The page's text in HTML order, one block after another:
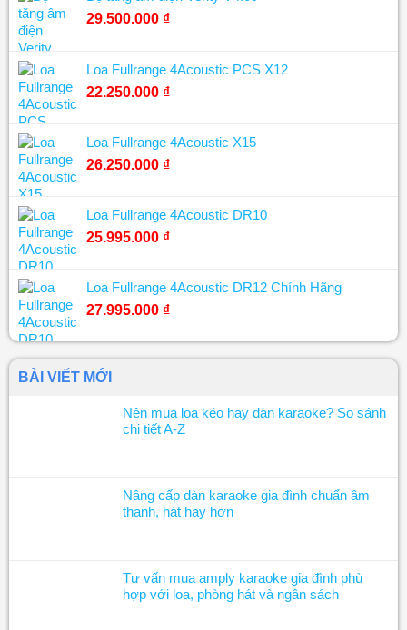
29.500.000 ₫
Loa Fullrange 4Acoustic PCS X12
22.250.000 ₫
Loa Fullrange 4Acoustic X15
26.250.000 ₫
Loa Fullrange 4Acoustic DR10
25.995.000 ₫
Loa Fullrange 4Acoustic DR12 Chính Hãng
27.995.000 ₫
BÀI VIẾT MỚI
Nên mua loa kéo hay dàn karaoke? So sánh
chi tiết A-Z
Nâng cấp dàn karaoke gia đình chuẩn âm
thanh, hát hay hơn
Tư vấn mua amply karaoke gia đình phù
hợp với loa, phòng hát và ngân sách